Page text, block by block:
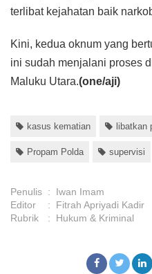
terlibat kejahatan baik
Kini, kedua oknum yang
ini sudah menjalani proses
Maluku Utara.(one/aji)
kasus kematian libatkan
Propam Polda supervisi
Penulis :
Iwan Imam
Editor
:
Fitrah Apriyadi Kadir
Rubrik
: Hukum & Kriminal